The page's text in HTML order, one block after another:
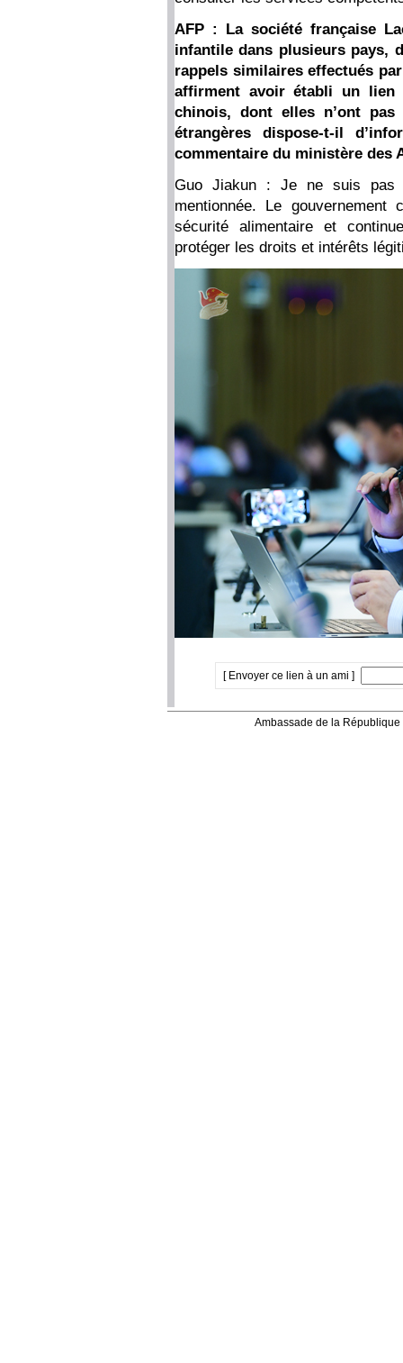
AFP : La société française
infantile dans plusieurs pays,
rappels similaires effectués
affirment avoir établi un lien
chinois, dont elles n’ont
étrangères dispose-t-il
commentaire du ministère des
Guo Jiakun : Je ne suis pas
mentionnée. Le
sécurité alimentaire et
protéger les droits et intérêts
[ Envoyer ce lien à un ami ]
Ambassade de la